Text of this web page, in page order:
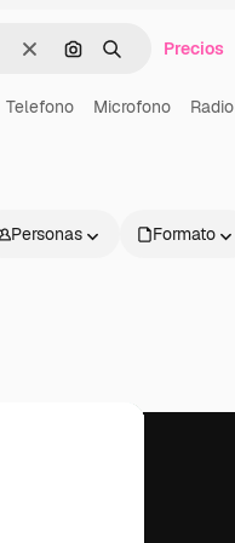
BorrarBuscar por imagen
BuscarPrecios
Telefono Microfono Radio
Personas Formato